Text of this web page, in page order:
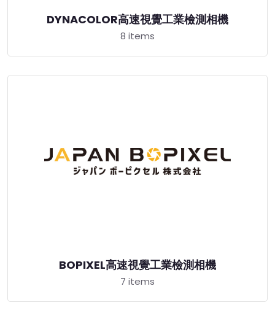
DYNACOLOR高速視覺工業檢測相機
8 items
BOPIXEL高速視覺工業檢測相機
7 items